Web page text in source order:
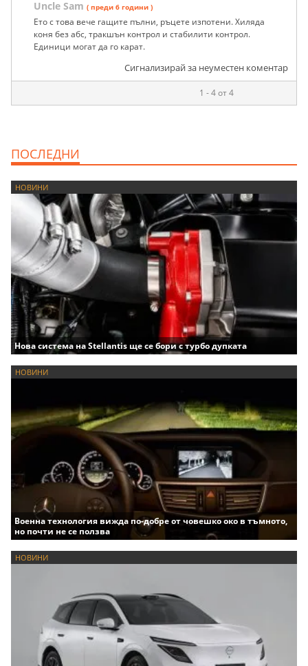
Uncle Sam ( преди 6 години )
Ето с това вече гащите пълни, ръцете изпотени. Хиляда
коня без абс, тракшън контрол и стабилити контрол.
Единици могат да го карат.
Сигнализирай за неуместен коментар
1 - 4 от 4
ПОСЛЕДНИ
НОВИНИ
Нова система на Stellantis ще се бори с турбо дупката
НОВИНИ
Военна технология вижда по-добре от човешко око в тъмното,
но почти не се ползва
НОВИНИ